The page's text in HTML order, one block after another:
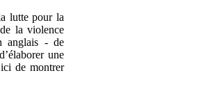
lutte pour la
la violence
anglais - de
une
de montrer